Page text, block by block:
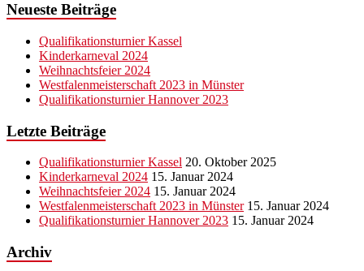
Neueste Beiträge
Qualifikationsturnier Kassel
Kinderkarneval 2024
Weihnachtsfeier 2024
Westfalenmeisterschaft 2023 in Münster
Qualifikationsturnier Hannover 2023
Letzte Beiträge
Qualifikationsturnier Kassel 20. Oktober 2025
Kinderkarneval 2024 15. Januar 2024
Weihnachtsfeier 2024 15. Januar 2024
Westfalenmeisterschaft 2023 in Münster 15. Januar 2024
Qualifikationsturnier Hannover 2023 15. Januar 2024
Archiv